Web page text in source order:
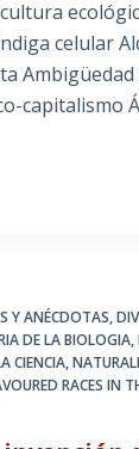
celular
Ambigüedad
capitalismo
Y ANÉCDOTAS,
DE LA BIOLOGIA,
CIENCIA,
RACES IN